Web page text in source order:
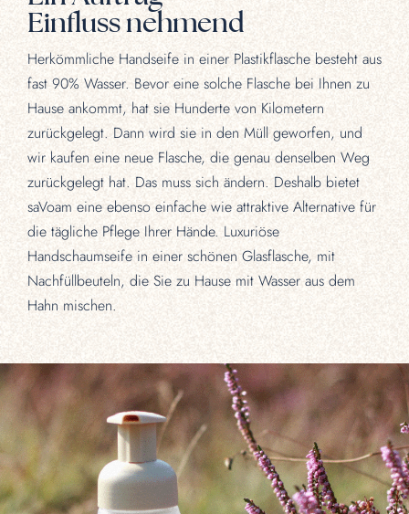
Einfluss nehmend
Herkömmliche Handseife in einer Plastikflasche besteht aus
fast 90% Wasser. Bevor eine solche Flasche bei Ihnen zu
Hause ankommt, hat sie Hunderte von Kilometern
zurückgelegt. Dann wird sie in den Müll geworfen, und
wir kaufen eine neue Flasche, die genau denselben Weg
zurückgelegt hat. Das muss sich ändern. Deshalb bietet
saVoam eine ebenso einfache wie attraktive Alternative für
die tägliche Pflege Ihrer Hände. Luxuriöse
Handschaumseife in einer schönen Glasflasche, mit
Nachfüllbeuteln, die Sie zu Hause mit Wasser aus dem
Hahn mischen.